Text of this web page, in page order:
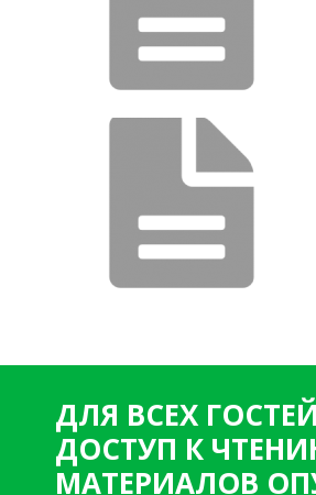
ДЛЯ ВСЕХ
ДОСТУП К
МАТЕРИАЛОВ